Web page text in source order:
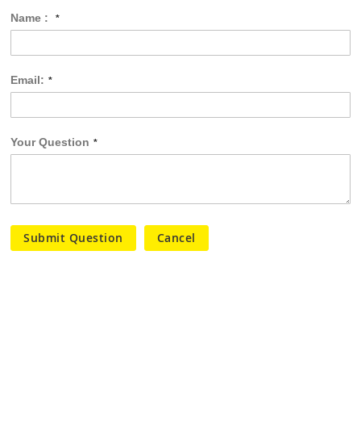
Name :
Email:
Your Question
Submit Question Cancel